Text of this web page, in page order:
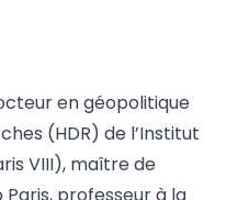
en géopolitique
(HDR) de l’Institut
VIII), maître de